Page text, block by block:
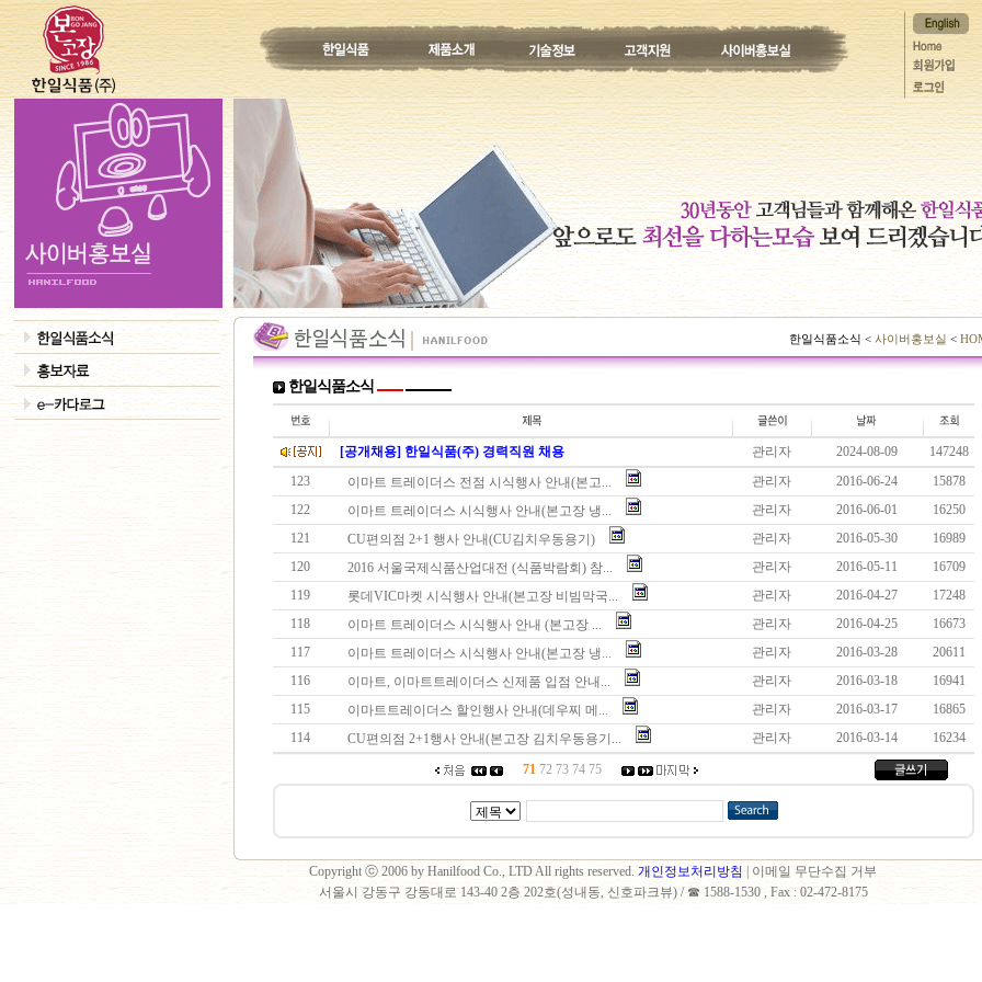
한일식품소식 < 사이버홍보실 <
한일식품소식
[공개채용] 한일식품(주) 경력직원 채용 관리자 2024-08-09
147248
123
이마트 트레이더스 전점 시식행사 안내(본고... 관리자 2016-06-24
15878
122
이마트 트레이더스 시식행사 안내(본고장 냉... 관리자 2016-06-01
16250
121
CU편의점 2+1 행사 안내(CU김치우동용기) 관리자 2016-05-30
16989
120
2016 서울국제식품산업대전 (식품박람회) 참... 관리자 2016-05-11
16709
119
롯데VIC마켓 시식행사 안내(본고장 비빔막국... 관리자 2016-04-27
17248
118
이마트 트레이더스 시식행사 안내 (본고장 ... 관리자 2016-04-25
16673
117
이마트 트레이더스 시식행사 안내(본고장 냉... 관리자 2016-03-28
20611
116
이마트, 이마트트레이더스 신제품 입점 안내... 관리자 2016-03-18
16941
115
이마트트레이더스 할인행사 안내(데우찌 메... 관리자 2016-03-17
16865
114
CU편의점 2+1행사 안내(본고장 김치우동용기... 관리자 2016-03-14 16234
71 72 73 74 75
Copyright ⓒ 2006 by Hanilfood Co., LTD All rights reserved. 개인정보처리방침
| 이메일 무단수집 거부
서울시 강동구 강동대로 143-40 2층 202호(성내동, 신호파크뷰) / ☎ 1588-1530 , Fax : 02-472-8175